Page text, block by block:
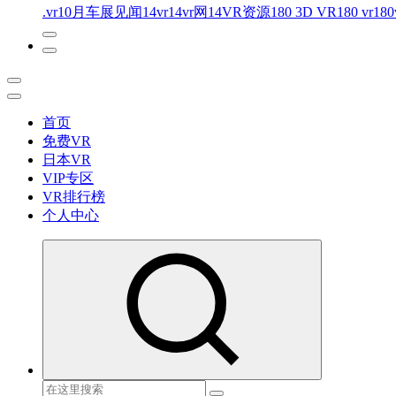
.vr10月车展见闻14vr14vr网 14VR资源180 3D VR180 vr
首页
免费VR
日本VR
VIP专区
VR排行榜
个人中心
免费VR视频下载 最懂你的VR片源网站
搜